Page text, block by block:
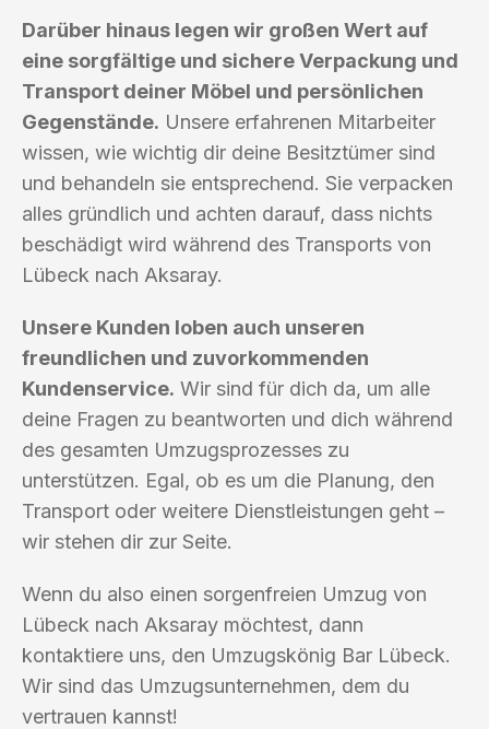
Darüber hinaus legen wir großen Wert auf
eine sorgfältige und sichere Verpackung und
Transport deiner Möbel und persönlichen
Gegenstände. Unsere erfahrenen Mitarbeiter
wissen, wie wichtig dir deine Besitztümer sind
und behandeln sie entsprechend. Sie verpacken
alles gründlich und achten darauf, dass nichts
beschädigt wird während des Transports von
Lübeck nach Aksaray.
Unsere Kunden loben auch unseren
freundlichen und zuvorkommenden
Kundenservice. Wir sind für dich da, um alle
deine Fragen zu beantworten und dich während
des gesamten Umzugsprozesses zu
unterstützen. Egal, ob es um die Planung, den
Transport oder weitere Dienstleistungen geht –
wir stehen dir zur Seite.
Wenn du also einen sorgenfreien Umzug von
Lübeck nach Aksaray möchtest, dann
kontaktiere uns, den Umzugskönig Bar Lübeck.
Wir sind das Umzugsunternehmen, dem du
vertrauen kannst!